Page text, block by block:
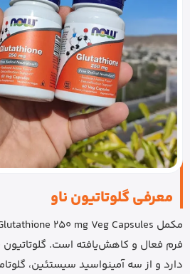
معرفی گلوتاتیون ناو
فرم فعال و کاهش‌یافته است.
دارد و از سه آمینواسید سیستئین،